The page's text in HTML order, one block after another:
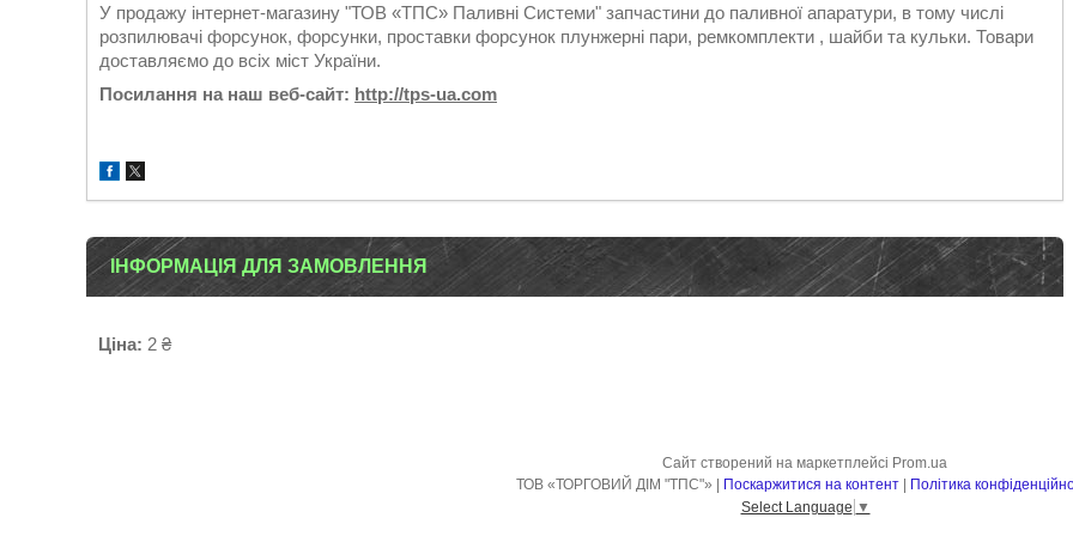
У продажу інтернет-магазину "ТОВ «ТПС» Паливні Системи" запчастини до паливної апаратури, в тому числі
розпилювачі форсунок, форсунки, проставки форсунок плунжерні пари, ремкомплекти , шайби та кульки. Товари
доставляємо до всіх міст України.
Посилання на наш веб-сайт: http://tps-ua.com
ІНФОРМАЦІЯ ДЛЯ ЗАМОВЛЕННЯ
Ціна: 2 ₴
Сайт створений на маркетплейсі Prom.ua
Поскаржитися на контент
Політика
Select Language ▼